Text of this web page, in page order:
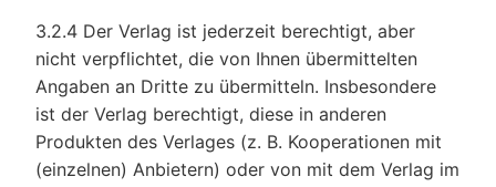
3.2.4 Der Verlag ist jederzeit berechtigt, aber
nicht verpflichtet, die von Ihnen übermittelten
Angaben an Dritte zu übermitteln. Insbesondere
ist der Verlag berechtigt, diese in anderen
Produkten des Verlages (z. B. Kooperationen mit
(einzelnen) Anbietern) oder von mit dem Verlag im